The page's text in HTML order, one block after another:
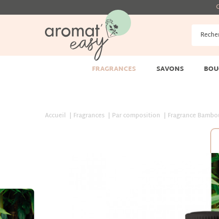
FRAGRANCES SAVONS
Accueil Fragrances Par composition Fragrance